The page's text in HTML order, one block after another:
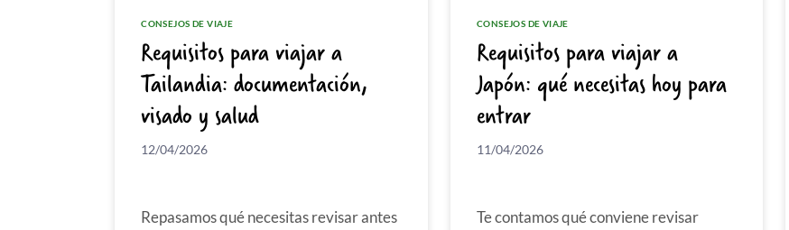
CONSEJOS DE VIAJE
Requisitos para viajar a
Tailandia: documentación,
visado y salud
12/04/2026
Repasamos qué necesitas revisar antes
CONSEJOS DE VIAJE
Requisitos para viajar a
Japón: qué necesitas hoy para
entrar
11/04/2026
Te contamos qué conviene revisar